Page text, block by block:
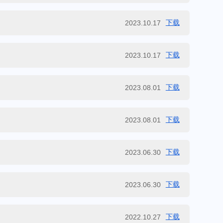
2023.10.17 下载
2023.10.17 下载
2023.08.01 下载
2023.08.01 下载
2023.06.30 下载
2023.06.30 下载
2022.10.27 下载